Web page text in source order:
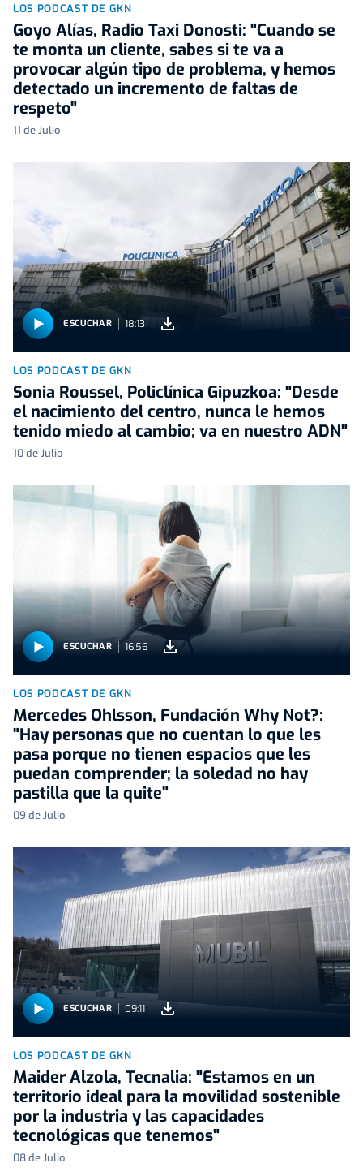
LOS PODCAST DE GKN
Goyo Alías, Radio Taxi Donosti: "Cuando se
te monta un cliente, sabes si te va a
provocar algún tipo de problema, y hemos
detectado un incremento de faltas de
respeto"
11 de Julio
ESCUCHAR 18:13
LOS PODCAST DE GKN
Sonia Roussel, Policlínica Gipuzkoa: "Desde
el nacimiento del centro, nunca le hemos
tenido miedo al cambio; va en nuestro ADN"
10 de Julio
ESCUCHAR 16:56
LOS PODCAST DE GKN
Mercedes Ohlsson, Fundación Why Not?:
"Hay personas que no cuentan lo que les
pasa porque no tienen espacios que les
puedan comprender; la soledad no hay
pastilla que la quite"
09 de Julio
ESCUCHAR 09:11
LOS PODCAST DE GKN
Maider Alzola, Tecnalia: "Estamos en un
territorio ideal para la movilidad sostenible
por la industria y las capacidades
tecnológicas que tenemos"
08 de Julio